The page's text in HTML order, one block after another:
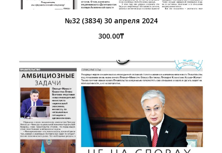
№32 (3834) 30 апреля 2024
300.00₸